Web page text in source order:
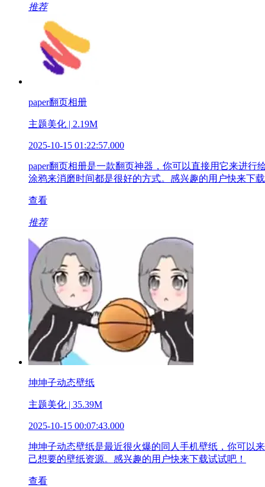
推荐
paper翻页相册
主题美化 | 2.19M
2025-10-15 01:22:57.000
paper翻页相册是一款翻页神器，你可以直接用它来进
涂鸦来消磨时间都是很好的方式。感兴趣的用户快来下
查看
推荐
坤坤子动态壁纸
主题美化 | 35.39M
2025-10-15 00:07:43.000
坤坤子动态壁纸是最近很火爆的同人手机壁纸，你可以
己想要的壁纸资源。感兴趣的用户快来下载试试吧！
查看